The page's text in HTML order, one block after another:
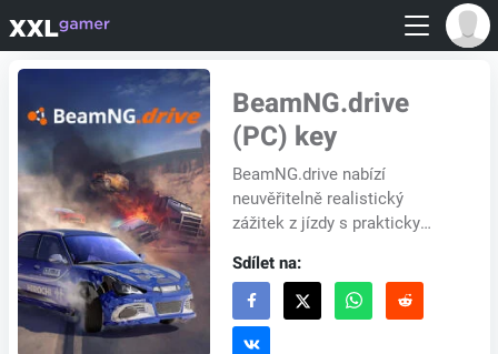
BeamNG.drive
(PC) key
BeamNG.drive nabízí
neuvěřitelně realistický
zážitek z jízdy s prakticky
Jeho fyzikální engine s
měkkými karoserií simuluje
kaž...
Sdílet na: